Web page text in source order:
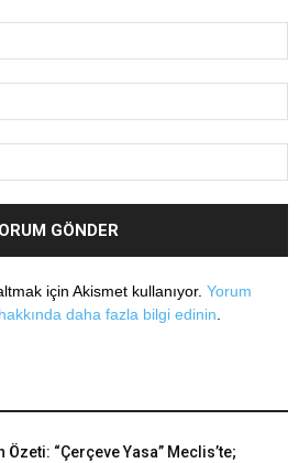
için Akismet kullanıyor. Yorum
daha fazla bilgi edinin
Özeti: “Çerçeve Yasa” Meclis’te;